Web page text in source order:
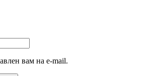
вам на e-mail.